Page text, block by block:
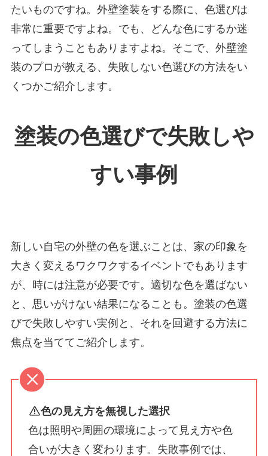
たいものですね。外壁塗装をする際に、色選びは
非常に重要ですよね。でも、どんな色にするか迷
ってしまうこともありますよね。そこで、外壁塗
装のプロが教える、失敗しない色選びの方法をい
くつかご紹介します。
塗装の色選びで失敗しや
すい事例
新しい自宅の外壁の色を選ぶことは、家の印象を
大きく変えるワクワクするイベントでもあります
が、時には注意が必要です。適切な色を選ばない
と、思いがけない結果になることも。塗装の色選
びで失敗しやすい実例と、それを回避する方法に
焦点を当ててご紹介します。
色の見え方を無視した選択
色は照明や周囲の環境によって見え方や色
合いが大きく変わります。失敗事例では、